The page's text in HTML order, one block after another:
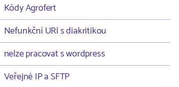
Kódy Agrofert
Nefunkční URl s diakritikou
nelze pracovat s wordpress
Veřejné IP a SFTP